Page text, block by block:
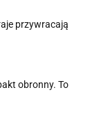
przywracają
obronny. To